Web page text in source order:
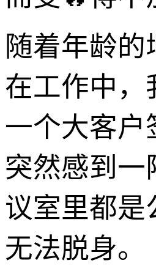
随着年龄
在工作中，
一个大客户
突然感到一
议室里都是
无法脱身。